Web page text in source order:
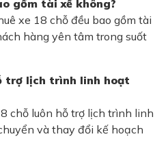
gồm tài xế không?
xe 18 chỗ đều bao gồm tài
hàng yên tâm trong suốt
trợ lịch trình linh hoạt
chỗ luôn hỗ trợ lịch trình linh
và thay đổi kế hoạch